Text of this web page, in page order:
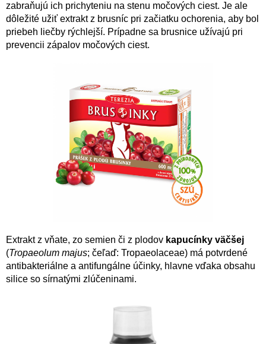
Prihlásenie
zabraňujú ich prichyteniu na stenu močových ciest. Je ale
dôležité užiť extrakt z brusníc pri začiatku ochorenia, aby bol
priebeh liečby rýchlejší. Prípadne sa brusnice užívajú pri
prevencii zápalov močových ciest.
Extrakt z vňate, zo semien či z plodov kapucínky väčšej
(Tropaeolum majus; čeľaď: Tropaeolaceae) má potvrdené
antibakteriálne a antifungálne účinky, hlavne vďaka obsahu
silice so sírnatými zlúčeninami.